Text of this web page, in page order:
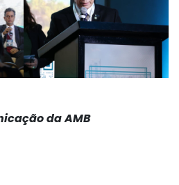
da AMB